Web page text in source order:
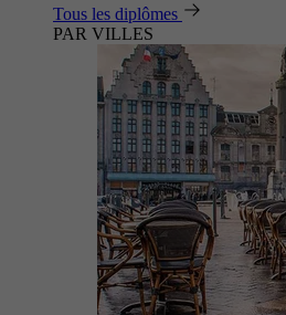
Tous les diplômes
PAR VILLES